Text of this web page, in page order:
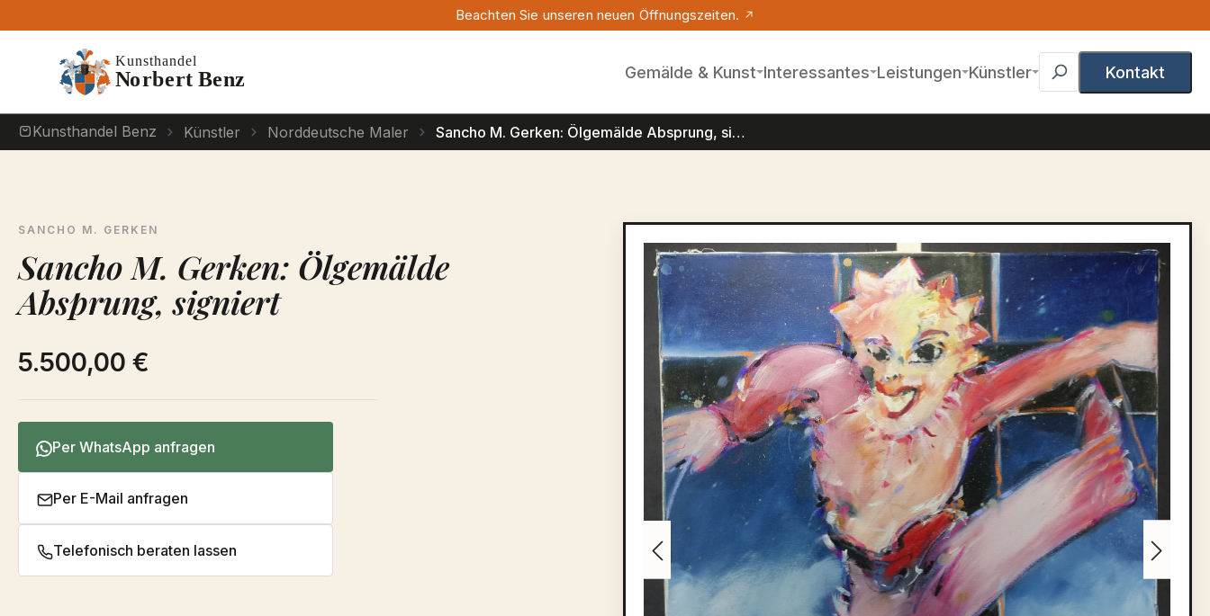
Beachten Sie unseren neuen Öffnungszeiten.
Gemälde & Kunst Interessantes Leistungen Künstler Kontakt
Kunsthandel Benz Künstler Norddeutsche Maler Sancho M. Gerken: Ölgemälde Absprung, signiert
SANCHO M. GERKEN
Sancho M. Gerken: Ölgemälde
Absprung, signiert
5.500,00 €
Per WhatsApp anfragen
Per E-Mail anfragen
Telefonisch beraten lassen
Bildergalerie überspringen